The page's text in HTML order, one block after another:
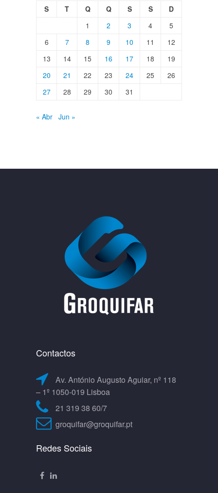
S
T Q Q S S
D
1
2 3 4
5
6
7 8 9 10 11
12
13
14 15 16 17 18
19
20
21 22 23 24 25
26
27
28 29 30 31
« Abr Jun »
Contactos
Av. António Augusto Aguiar, nº 118
– 1º 1050-019 Lisboa
21 319 38 60/7
groquifar@groquifar.pt
Redes Sociais